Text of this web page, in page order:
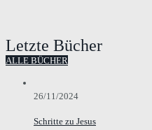
Letzte Bücher
ALLE BÜCHER
26/11/2024
Schritte zu Jesus